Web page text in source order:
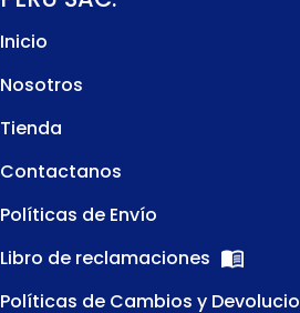
Inicio
Nosotros
Tienda
Contactanos
Políticas de Envío
Libro de reclamaciones
Políticas de Cambios y